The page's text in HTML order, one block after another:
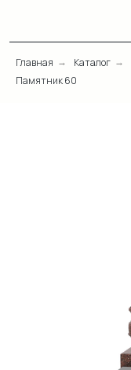
Главная → Каталог →
Памятник 60